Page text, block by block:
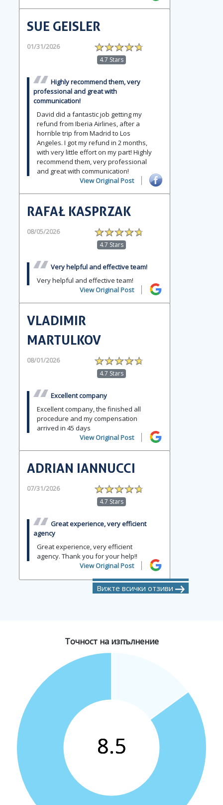
SUE GEISLER
01/31/2026
4.7 Stars
Highly recommend them, very
professional and great with
communication!
David did a fantastic job getting my
refund from Iberia Airlines, after a
horrible trip from Madrid to Los
Angeles. I got my refund in 2 months,
with very little effort on my part! Highly
recommend them, very professional
and great with communication!
View Original Post
RAFAŁ KASPRZAK
08/05/2026
4.7 Stars
Very helpful and effective team!
Very helpful and effective team!
View Original Post
VLADIMIR
MARTULKOV
08/01/2026
4.7 Stars
Excellent company
Excellent company, the finished all
procedure and my compensation
arrived in 45 days
View Original Post
ADRIAN IANNUCCI
07/31/2026
4.7 Stars
Great experience, very efficient
agency
Great experience, very efficient
agency. Thank you for your help!!
View Original Post
Вижте всички отзиви
Точност на изпълнение